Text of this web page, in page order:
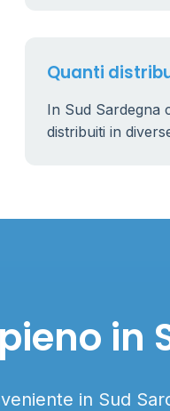
Quanti
In Sud Sardegna
distribuiti in
in
in Sud